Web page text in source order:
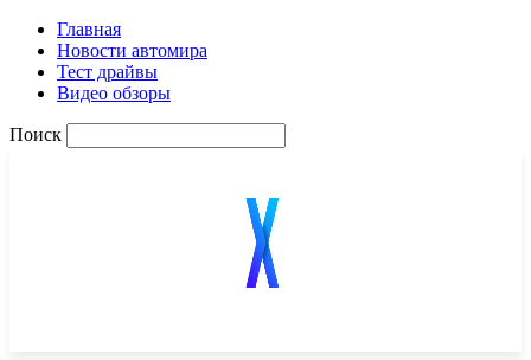
Главная
Новости автомира
Тест драйвы
Видео обзоры
Поиск